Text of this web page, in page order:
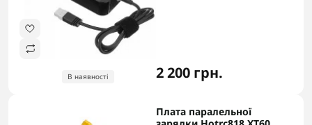
В наявності 2 200 грн.
Плата паралельної